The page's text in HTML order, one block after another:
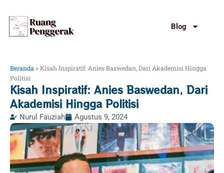
konten
Blog
Beranda »Kisah Inspiratif: Anies Baswedan, Dari Akademisi Hingga
Politisi
Kisah Inspiratif: Anies Baswedan, Dari
Akademisi Hingga Politisi
Nurul Fauziah Agustus 9, 2024